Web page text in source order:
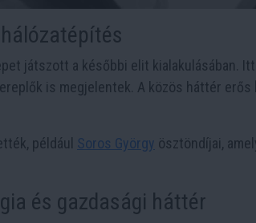
játszott a későbbi elit kialakulásában.
is megjelentek. A közös háttér erős
például Soros György ösztöndíjai,
és gazdasági háttér